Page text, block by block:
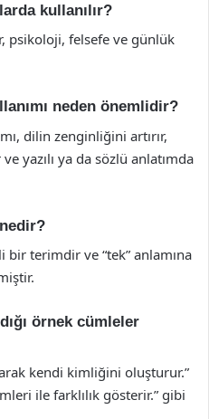
kullanılır?
psikoloji, felsefe ve günlük
neden önemlidir?
dilin zenginliğini artırır,
yazılı ya da sözlü anlatımda
terimdir ve “tek” anlamına
örnek cümleler
kendi kimliğini oluşturur.”
ile farklılık gösterir.” gibi